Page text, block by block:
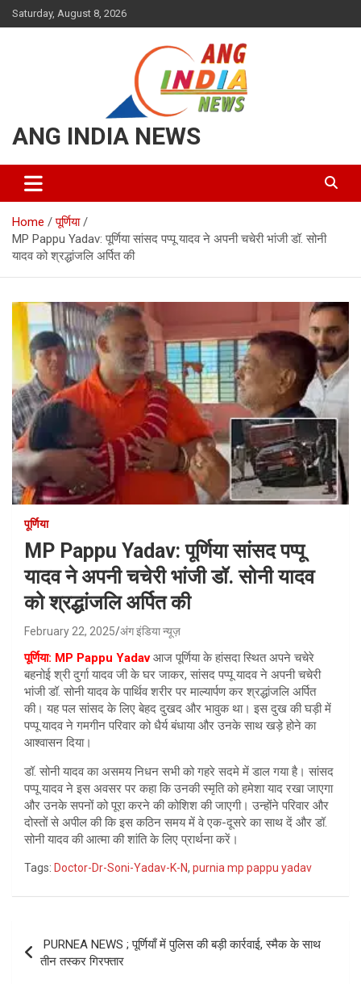
Skip
to
Saturday, August 8, 2026
ANG INDIA NEWS
Home
पूर्णिया
MP Pappu Yadav: पूर्णिया सांसद पप्पू यादव ने अपनी चचेरी भांजी डॉ. सोनी
यादव को श्रद्धांजलि अर्पित की
पूर्णिया
MP Pappu Yadav: पूर्णिया सांसद पप्पू
यादव ने अपनी चचेरी भांजी डॉ. सोनी यादव
को श्रद्धांजलि अर्पित की
February 22, 2025 अंग इंडिया न्यूज़
पूर्णिया: MP Pappu Yadavआज पूर्णिया के हांसदा स्थित अपने चचेरे
बहनोई श्री दुर्गा यादव जी के घर जाकर, सांसद पप्पू यादव ने अपनी चचेरी
भांजी डॉ. सोनी यादव के पार्थिव शरीर पर माल्यार्पण कर श्रद्धांजलि अर्पित
की। यह पल सांसद के लिए बेहद दुखद और भावुक था। इस दुख की घड़ी में
पप्पू यादव ने गमगीन परिवार को धैर्य बंधाया और उनके साथ खड़े होने का
आश्वासन दिया।
डॉ. सोनी यादव का असमय निधन सभी को गहरे सदमे में डाल गया है। सांसद
पप्पू यादव ने इस अवसर पर कहा कि उनकी स्मृति को हमेशा याद रखा जाएगा
और उनके सपनों को पूरा करने की कोशिश की जाएगी। उन्होंने परिवार और
दोस्तों से अपील की कि इस कठिन समय में वे एक-दूसरे का साथ दें और डॉ.
सोनी यादव की आत्मा की शांति के लिए प्रार्थना करें।
Tags: Doctor-Dr-Soni-Yadav-K-N, purnia mp pappu yadav
navigation
PURNEA NEWS ; पूर्णियाँ में पुलिस की बड़ी कार्रवाई, स्मैक के साथ
तीन तस्कर गिरफ्तार